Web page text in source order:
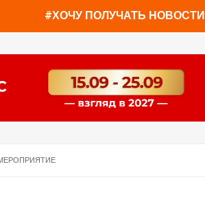
#ХОЧУ ПОЛУЧАТЬ НОВОСТИ